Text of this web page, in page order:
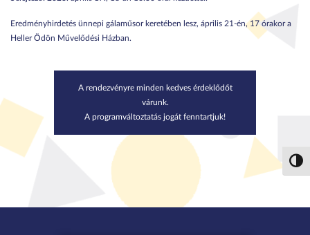
Nagy
Eredményhirdetés ünnepi gálaműsor keretében lesz, április 21-én, 17 órakor a
Heller Ödön Művelődési Házban.
A rendezvényre minden kedves érdeklődőt
várunk.
A programváltoztatás jogát fenntartjuk!